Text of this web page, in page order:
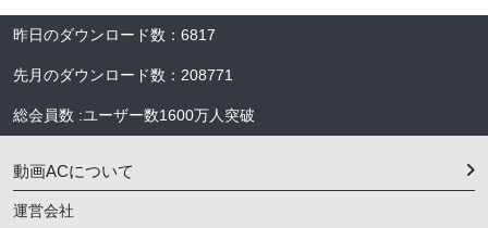
昨日のダウンロード数 ： 6817
先月のダウンロード数 ： 208771
総会員数 :ユーザー数1600万人 突破
動画ACについて
運営会社